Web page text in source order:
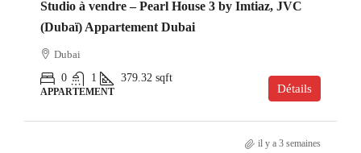
Studio à vendre – Pearl House 3 by Imtiaz, JVC
(Dubaï) Appartement Dubai
Dubai
0
1 379.32 sqft
APPARTEMENT Détails
il y a 3 semaines